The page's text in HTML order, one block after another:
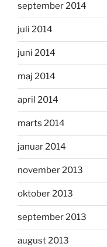
september 2014
juli 2014
juni 2014
maj 2014
april 2014
marts 2014
januar 2014
november 2013
oktober 2013
september 2013
august 2013